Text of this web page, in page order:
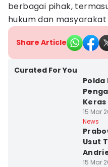
berbagai pihak,
hukum dan masyarakat
Share Article
Curated For You
Polda
15 Mar
News
Usut
15 Mar